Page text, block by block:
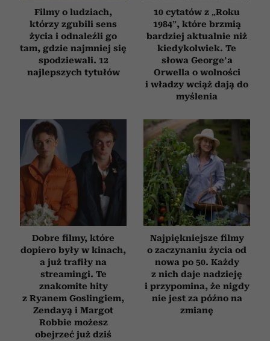
Filmy o ludziach,
którzy zgubili sens
życia i odnaleźli go
tam, gdzie najmniej się
spodziewali. 12
najlepszych tytułów
10 cytatów z „Roku
1984”, które brzmią
bardziej aktualnie niż
kiedykolwiek. Te
słowa George’a
Orwella o wolności
i władzy wciąż dają do
myślenia
Dobre filmy, które
dopiero były w kinach,
a już trafiły na
streamingi. Te
znakomite hity
z Ryanem Goslingiem,
Zendayą i Margot
Robbie możesz
obejrzeć już dziś
Najpiękniejsze filmy
o zaczynaniu życia od
nowa po 50. Każdy
z nich daje nadzieję
i przypomina, że nigdy
nie jest za późno na
zmianę